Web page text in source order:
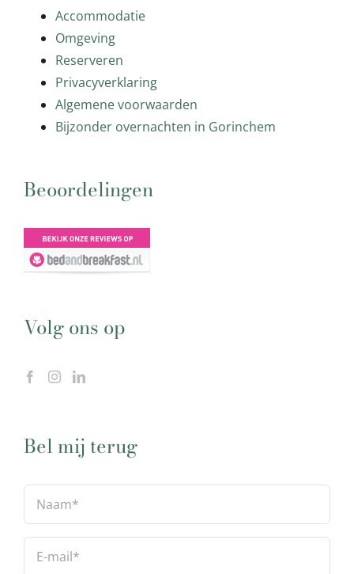
Accommodatie
Omgeving
Reserveren
Privacyverklaring
Algemene voorwaarden
Bijzonder overnachten in Gorinchem
Beoordelingen
Volg ons op
Bel mij terug